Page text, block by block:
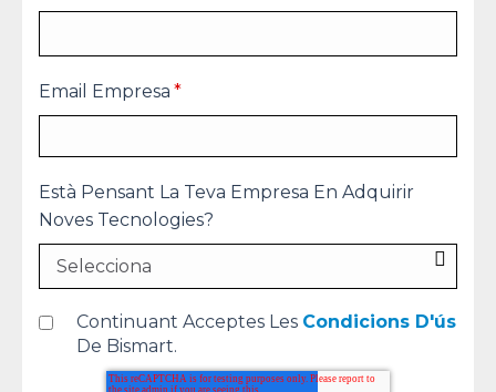
Email Empresa *
Està Pensant La Teva Empresa En Adquirir
Noves Tecnologies?
Continuant Acceptes Les Condicions D'ús
De Bismart.